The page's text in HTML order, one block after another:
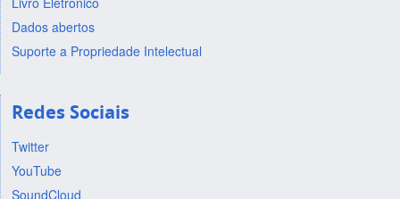
Dados abertos
Suporte a Propriedade Intelectual
Redes Sociais
Twitter
YouTube
SoundCloud